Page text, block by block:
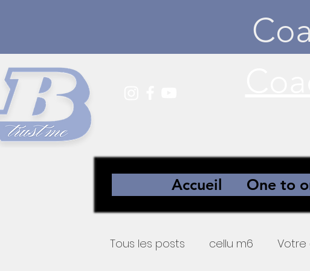
Accueil One to
Tous les posts cellu m6